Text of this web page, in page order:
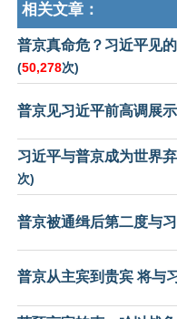
相关文章：
普京真命危？习近平见
(50,278次)
普京见习近平前高调展
习近平与普京成为世界
次)
普京被通缉后第二度与
普京从主宾到贵宾 将与